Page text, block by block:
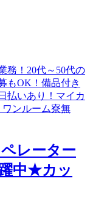
レーター
中★カッ